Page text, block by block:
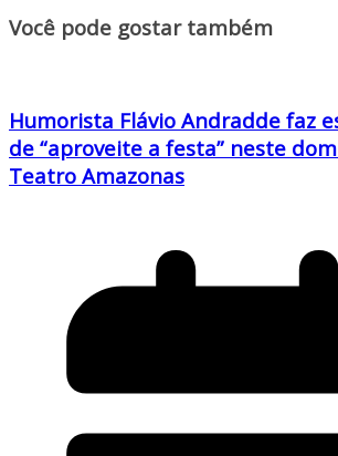
Você pode gostar também
Humorista Flávio Andradde faz
de “aproveite a festa” neste
Teatro Amazonas